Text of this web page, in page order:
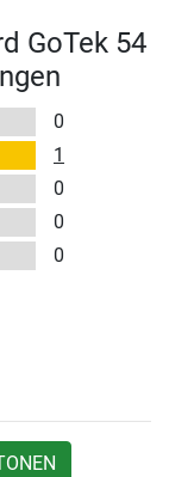
GoTek 54
0
1
0
0
0